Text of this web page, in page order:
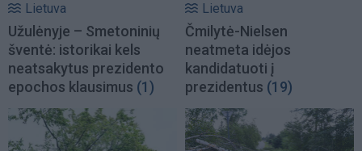
Lietuva
Užulėnyje – Smetoninių
šventė: istorikai kels
neatsakytus prezidento
epochos klausimus (1)
Lietuva
Čmilytė-Nielsen
neatmeta idėjos
kandidatuoti į
prezidentus (19)